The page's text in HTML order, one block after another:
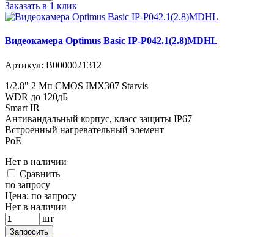
Заказать в 1 клик
Видеокамера Optimus Basic IP-P042.1(2.8)MDHL
Артикул: В0000021312
1/2.8" 2 Мп CMOS IMX307 Starvis
WDR до 120дБ
Smart IR
Антивандальный корпус, класс защиты IР67
Встроенный нагревательный элемент
PoE
Нет в наличии
Cравнить
по запросу
Цена: по запросу
Нет в наличии
шт
Запросить